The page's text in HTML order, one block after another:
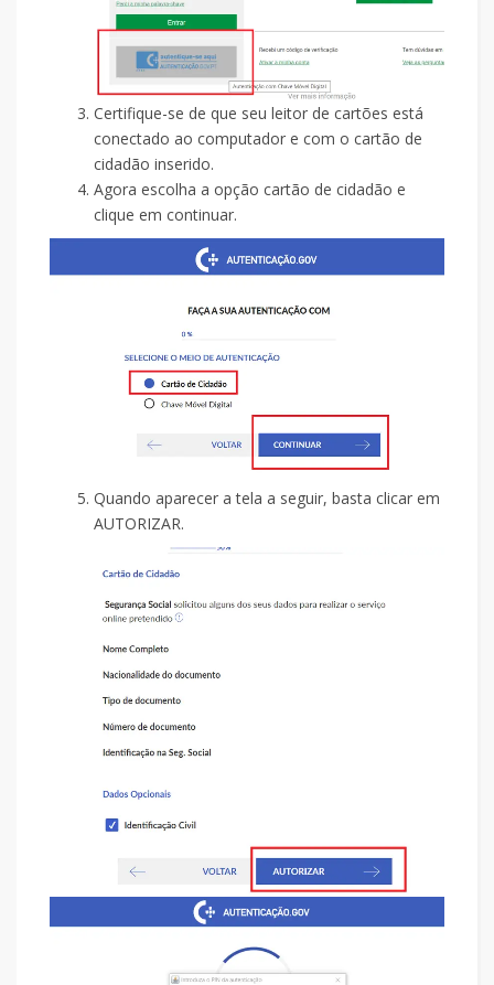
Certifique-se de que seu leitor de cartões está
conectado ao computador e com o cartão de
cidadão inserido.
Agora escolha a opção cartão de cidadão e
clique em continuar.
Quando aparecer a tela a seguir, basta clicar em
AUTORIZAR.